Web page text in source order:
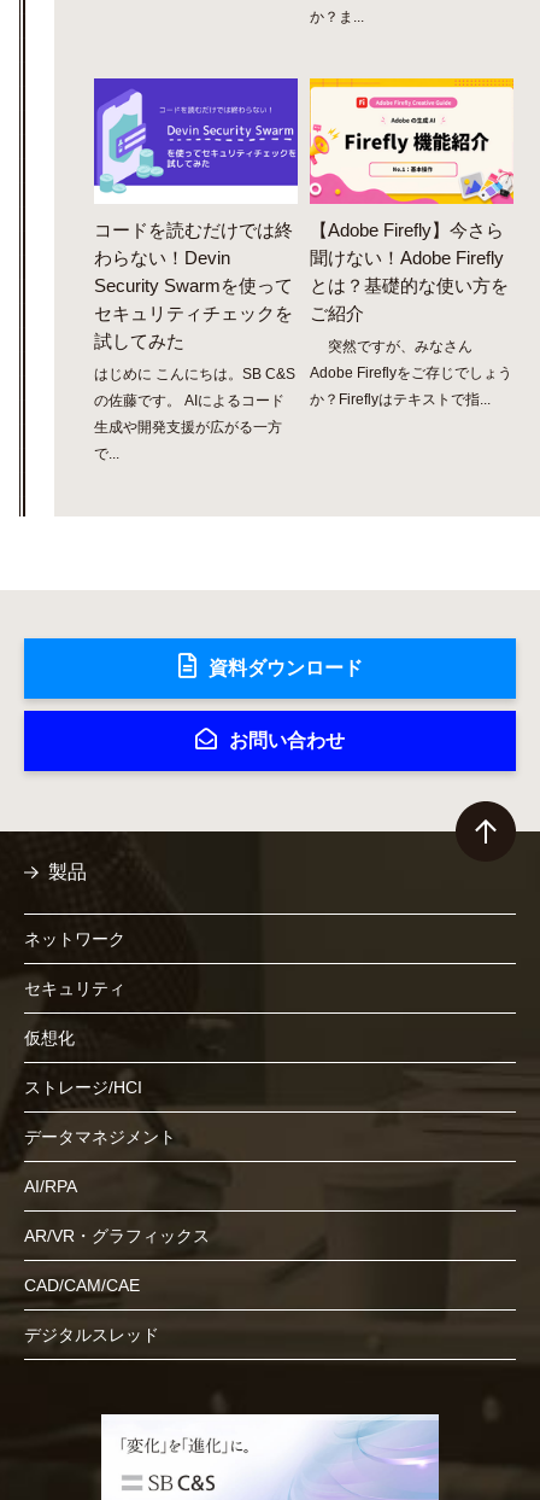
か？ま...
コードを読むだけでは終
わらない！Devin
Security Swarmを使って
セキュリティチェックを
試してみた
はじめに こんにちは。SB C&S
の佐藤です。 AIによるコード
生成や開発支援が広がる一方
で...
【Adobe Firefly】今さら
聞けない！Adobe Firefly
とは？基礎的な使い方を
ご紹介
突然ですが、みなさん
Adobe Fireflyをご存じでしょう
か？Fireflyはテキストで指...
資料ダウンロード
お問い合わせ
製品
ネットワーク
セキュリティ
仮想化
ストレージ/HCI
データマネジメント
AI/RPA
AR/VR・グラフィックス
CAD/CAM/CAE
デジタルスレッド